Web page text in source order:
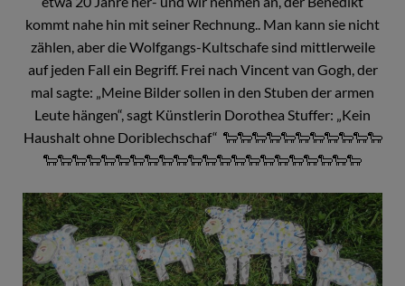
kommt nahe hin mit seiner Rechnung.. Man kann sie nicht
zählen, aber die Wolfgangs-Kultschafe sind mittlerweile
auf jeden Fall ein Begriff. Frei nach Vincent van Gogh, der
mal sagte: „Meine Bilder sollen in den Stuben der armen
Leute hängen“, sagt Künstlerin Dorothea Stuffer: „Kein
Haushalt ohne Doriblechschaf“ 🐑🐑🐑🐑🐑🐑🐑🐑🐑🐑🐑
🐑🐑🐑🐑🐑🐑🐑🐑🐑🐑🐑🐑🐑🐑🐑🐑🐑🐑🐑🐑🐑🐑